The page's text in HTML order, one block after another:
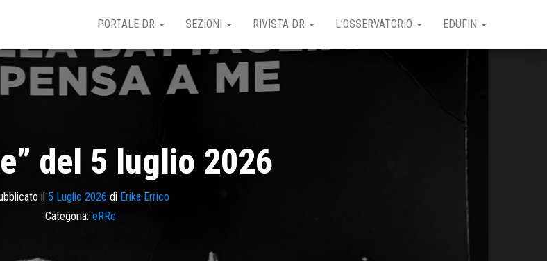
PORTALE DR SEZIONI RIVISTA DR L’OSSERVATORIO EDUFIN
del 5 luglio 2026
il 5 Luglio 2026 di Erika Errico
Categoria: eRRe